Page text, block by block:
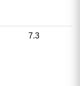
7.3